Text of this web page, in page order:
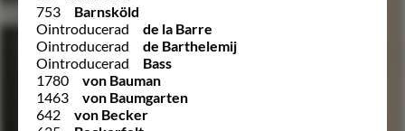
753
Barnsköld
Ointroducerad
de la Barre
Ointroducerad
de Barthelemij
Ointroducerad
Bass
1780
von Bauman
1463
von Baumgarten
642
von Becker